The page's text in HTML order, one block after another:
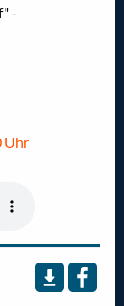
-
Uhr